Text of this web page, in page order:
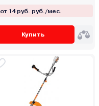
от 14 руб. руб./мес.
Купить